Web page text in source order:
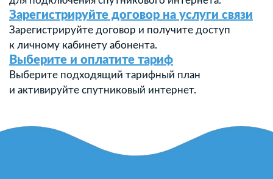
Зарегистрируйте договор на услуги связи
Зарегистрируйте договор и получите доступ
к личному кабинету абонента.
Выберите и оплатите тариф
Выберите подходящий тарифный план
и активируйте спутниковый интернет.